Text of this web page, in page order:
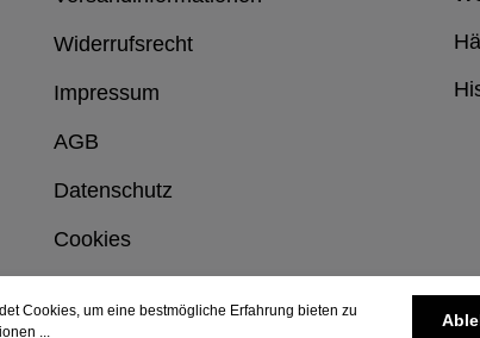
Widerrufsrecht
Impressum
AGB
Datenschutz
Cookies
Cookies, um eine bestmögliche Erfahrung bieten zu
...